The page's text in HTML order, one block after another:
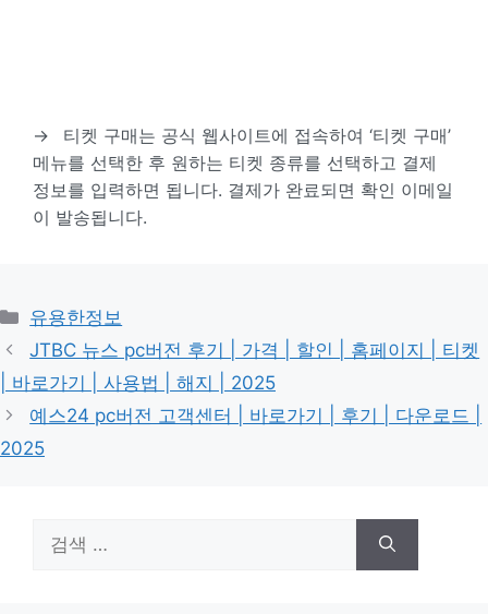
→
티켓 구매는 공식 웹사이트에 접속하여 ‘티켓 구매’
메뉴를 선택한 후 원하는 티켓 종류를 선택하고 결제
정보를 입력하면 됩니다. 결제가 완료되면 확인 이메일
이 발송됩니다.
카
테
리
유용한정보
JTBC 뉴스 pc버전 후기 | 가격 | 할인 | 홈페이지 | 티켓
| 바로가기 | 사용법 | 해지 | 2025
예스24 pc버전 고객센터 | 바로가기 | 후기 | 다운로드 |
2025
색: